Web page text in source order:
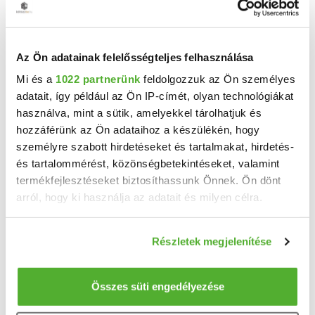
Az Ön adatainak felelősségteljes felhasználása
Mi és a 1022 partnerünk feldolgozzuk az Ön személyes
adatait, így például az Ön IP-címét, olyan technológiákat
használva, mint a sütik, amelyekkel tárolhatjuk és
hozzáférünk az Ön adataihoz a készülékén, hogy
személyre szabott hirdetéseket és tartalmakat, hirdetés-
és tartalommérést, közönségbetekintéseket, valamint
termékfejlesztéseket biztosíthassunk Önnek. Ön dönt
arról, hogy ki használja az adatait és milyen célra.
Információgyűjtés az Ön földrajzi elhelyezkedéséről
pár méteres pontossággal
Az Ön készülékén beazonosítása annak konkrét
Részletek megjelenítése
Összes süti engedélyezése
129.99 M Ft 999 923 Ft/m 2
Sé - Eladó családi ház
4 szoba 130 m
2
telekméret: 533 m² építés éve: 2023